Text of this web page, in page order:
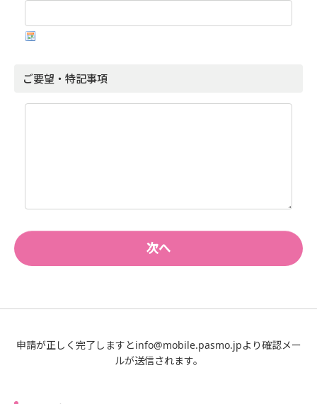
ご要望・特記事項
次へ
申請が正しく完了しますとinfo@mobile.pasmo.jpより確認メー
ルが送信されます。